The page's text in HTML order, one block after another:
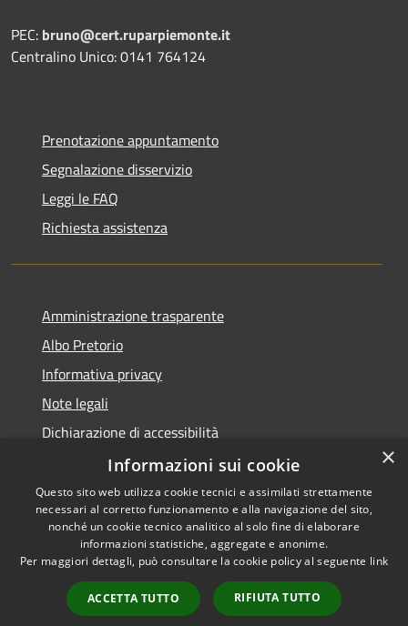
PEC: bruno@cert.ruparpiemonte.it
Centralino Unico: 0141 764124
Prenotazione appuntamento
Segnalazione disservizio
Leggi le FAQ
Richiesta assistenza
Amministrazione trasparente
Albo Pretorio
Informativa privacy
Note legali
Dichiarazione di accessibilità
Accessibilità
Privacy
Mappa del sito
Comune convenzionato
Astigov
Progetto|Convenzione|
Adesioni
×
Informazioni sui cookie
Questo sito web utilizza cookie tecnici e assimilati strettamente
necessari al corretto funzionamento e alla navigazione del sito,
nonché un cookie tecnico analitico al solo fine di elaborare
informazioni statistiche, aggregate e anonime.
Per maggiori dettagli, può consultare la cookie policy al seguente link
ACCETTA TUTTO RIFIUTA TUTTO